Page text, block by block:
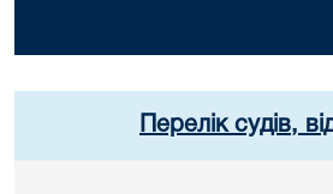
Перелік судів,